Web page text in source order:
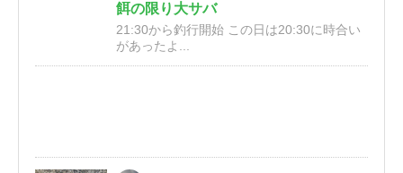
餌の限り大サバ
21:30から釣行開始 この日は20:30に時合い
があったよ...